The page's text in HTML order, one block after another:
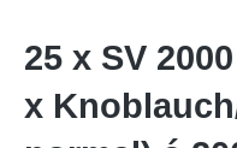
25 x SV
x